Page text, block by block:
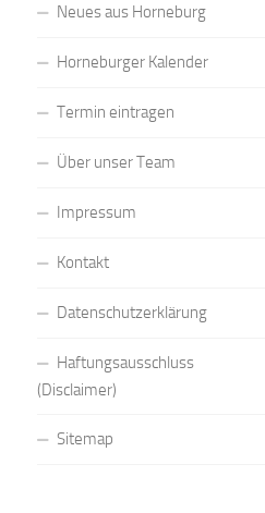
Neues aus Horneburg
Horneburger Kalender
Termin eintragen
Über unser Team
Impressum
Kontakt
Datenschutzerklärung
Haftungsausschluss
(Disclaimer)
Sitemap